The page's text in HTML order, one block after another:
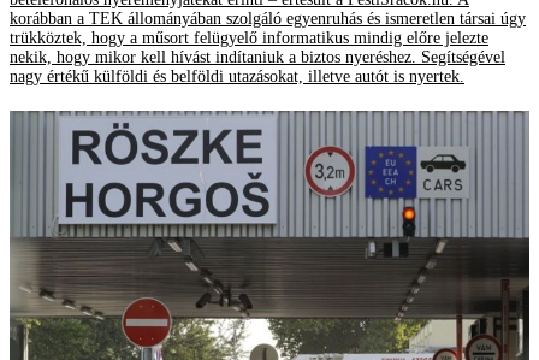
korábban a TEK állományában szolgáló egyenruhás és ismeretlen társai úgy
trükköztek, hogy a műsort felügyelő informatikus mindig előre jelezte
nekik, hogy mikor kell hívást indítaniuk a biztos nyeréshez. Segítségével
nagy értékű külföldi és belföldi utazásokat, illetve autót is nyertek.